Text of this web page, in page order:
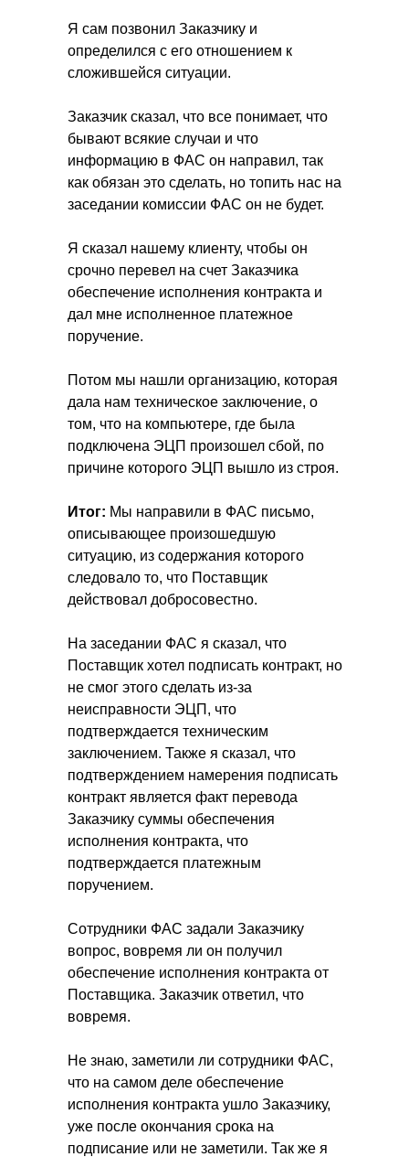
Я сам позвонил Заказчику и
определился с его отношением к
сложившейся ситуации.
Заказчик сказал, что все понимает, что
бывают всякие случаи и что
информацию в ФАС он направил, так
как обязан это сделать, но топить нас на
заседании комиссии ФАС он не будет.
Я сказал нашему клиенту, чтобы он
срочно перевел на счет Заказчика
обеспечение исполнения контракта и
дал мне исполненное платежное
поручение.
Потом мы нашли организацию, которая
дала нам техническое заключение, о
том, что на компьютере, где была
подключена ЭЦП произошел сбой, по
причине которого ЭЦП вышло из строя.
Итог: Мы направили в ФАС письмо,
описывающее произошедшую
ситуацию, из содержания которого
следовало то, что Поставщик
действовал добросовестно.
На заседании ФАС я сказал, что
Поставщик хотел подписать контракт, но
не смог этого сделать из-за
неисправности ЭЦП, что
подтверждается техническим
заключением. Также я сказал, что
подтверждением намерения подписать
контракт является факт перевода
Заказчику суммы обеспечения
исполнения контракта, что
подтверждается платежным
поручением.
Сотрудники ФАС задали Заказчику
вопрос, вовремя ли он получил
обеспечение исполнения контракта от
Поставщика. Заказчик ответил, что
вовремя.
Не знаю, заметили ли сотрудники ФАС,
что на самом деле обеспечение
исполнения контракта ушло Заказчику,
уже после окончания срока на
подписание или не заметили. Так же я